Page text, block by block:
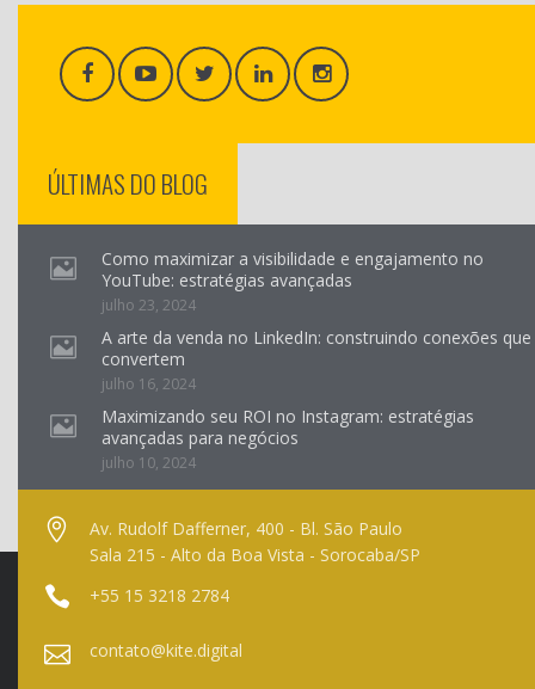
ÚLTIMAS DO BLOG
Como maximizar a visibilidade e engajamento no
YouTube: estratégias avançadas
julho 23, 2024
A arte da venda no LinkedIn: construindo conexões que
convertem
julho 16, 2024
Maximizando seu ROI no Instagram: estratégias
avançadas para negócios
julho 10, 2024
Av. Rudolf Dafferner, 400 - Bl. São Paulo
Sala 215 - Alto da Boa Vista - Sorocaba/SP
+55 15 3218 2784
contato@kite.digital